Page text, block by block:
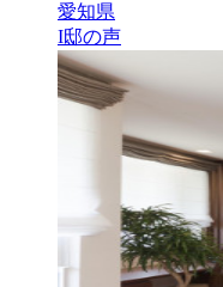
愛知県
I邸の声